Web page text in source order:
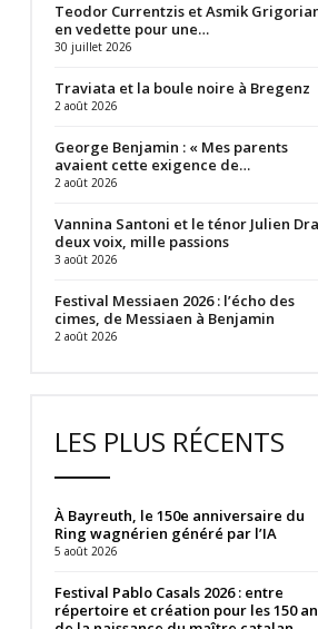
Teodor Currentzis et Asmik
en vedette pour une…
30 juillet 2026
Traviata et la boule noire à Bregenz
2 août 2026
George Benjamin : « Mes parents
avaient cette exigence de…
2 août 2026
Vannina Santoni et le ténor Julien
deux voix, mille passions
3 août 2026
Festival Messiaen 2026 : l’écho des
cimes, de Messiaen à Benjamin
2 août 2026
LES PLUS RÉCENTS
À Bayreuth, le 150e anniversaire du
Ring wagnérien généré par l’IA
5 août 2026
Festival Pablo Casals 2026 : entre
répertoire et création pour les 150